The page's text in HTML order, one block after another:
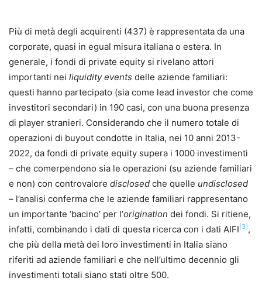
Più di metà degli acquirenti (437) è rappresentata da una
corporate, quasi in egual misura italiana o estera. In
generale, i fondi di private equity si rivelano attori
importanti nei liquidity events delle aziende familiari:
questi hanno partecipato (sia come lead investor che come
investitori secondari) in 190 casi, con una buona presenza
di player stranieri. Considerando che il numero totale di
operazioni di buyout condotte in Italia, nei 10 anni 2013-
2022, da fondi di private equity supera i 1000 investimenti
– che comerpendono sia le operazioni (su aziende familiari
e non) con controvalore disclosed che quelle undisclosed
– l’analisi conferma che le aziende familiari rappresentano
un importante ‘bacino’ per l’origination dei fondi. Si ritiene,
infatti, combinando i dati di questa ricerca con i dati AIFI [3] ,
che più della metà dei loro investimenti in Italia siano
riferiti ad aziende familiari e che nell’ultimo decennio gli
investimenti totali siano stati oltre 500.